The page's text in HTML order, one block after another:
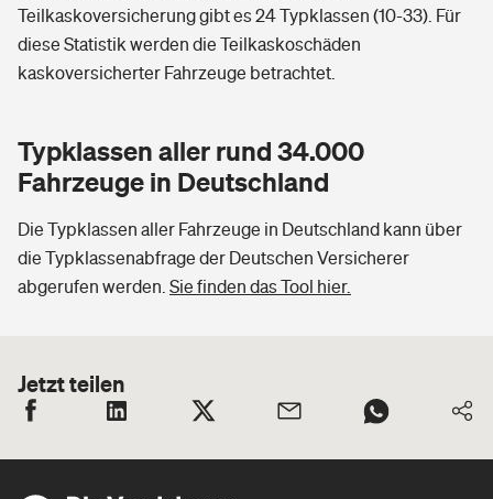
Teilkaskoversicherung gibt es 24 Typklassen (10-33). Für
diese Statistik werden die Teilkaskoschäden
kaskoversicherter Fahrzeuge betrachtet.
Typklassen aller rund 34.000
Fahrzeuge in Deutschland
Die Typklassen aller Fahrzeuge in Deutschland kann über
die Typklassenabfrage der Deutschen Versicherer
abgerufen werden. Sie finden das Tool hier.
Jetzt teilen